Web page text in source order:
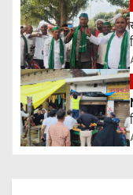
o
n